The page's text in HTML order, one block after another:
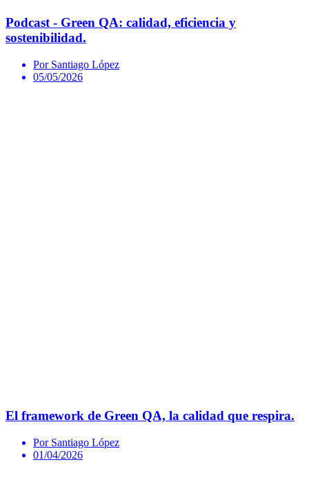
Podcast - Green QA: calidad, eficiencia y
sostenibilidad.
Por Santiago López
05/05/2026
El framework de Green QA, la calidad que respira.
Por Santiago López
01/04/2026